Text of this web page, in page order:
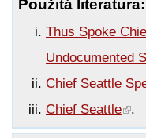
Použitá literatura:
Thus Spoke
Undocumented
Chief Seattle
Chief Seattle
.